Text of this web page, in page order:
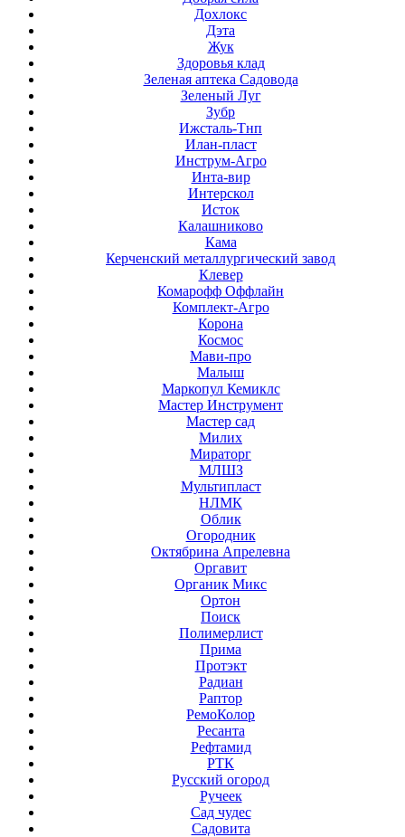
Дохлокс
Дэта
Жук
Здоровья клад
Зеленая аптека Садовода
Зеленый Луг
Зубр
Ижсталь-Тнп
Илан-пласт
Инструм-Агро
Инта-вир
Интерскол
Исток
Калашниково
Кама
Керченский металлургический завод
Клевер
Комарофф Оффлайн
Комплект-Агро
Корона
Космос
Мави-про
Малыш
Маркопул Кемиклс
Мастер Инструмент
Мастер сад
Милих
Мираторг
МЛШЗ
Мультипласт
НЛМК
Облик
Огородник
Октябрина Апрелевна
Оргавит
Органик Микс
Ортон
Поиск
Полимерлист
Прима
Протэкт
Радиан
Раптор
РемоКолор
Ресанта
Рефтамид
РТК
Русский огород
Ручеек
Сад чудес
Садовита